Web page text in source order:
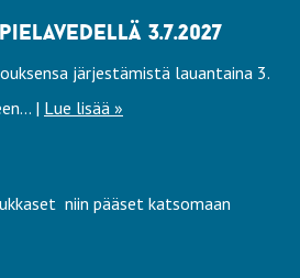
3.7.2027
järjestämistä lauantaina 3.
| Lue lisää »
niin pääset katsomaan